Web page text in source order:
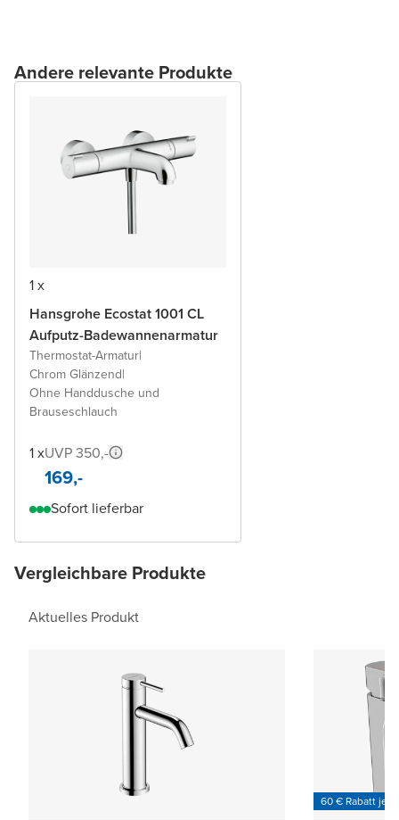
Andere relevante Produkte
1 x
Hansgrohe Ecostat 1001 CL
Aufputz-Badewannenarmatur
Thermostat-Armatur|
Chrom Glänzend|
Ohne Handdusche und
Brauseschlauch
1 xUVP 350,-
169,-
Sofort lieferbar
Vergleichbare Produkte
Aktuelles Produkt
60 € Rabatt je